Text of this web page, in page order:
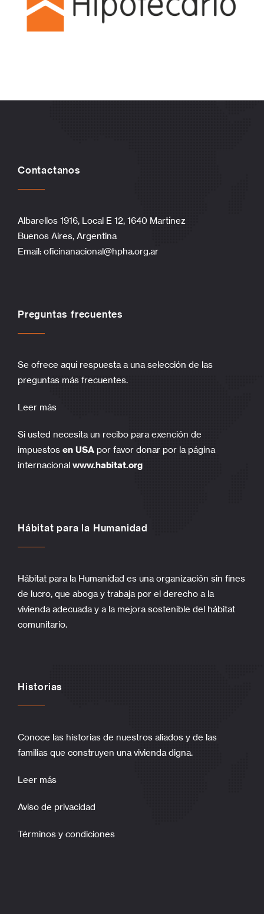
Contactanos
Albarellos 1916, Local E 12, 1640 Martínez
Buenos Aires, Argentina
Email: oficinanacional@hpha.org.ar
Preguntas frecuentes
Se ofrece aquí respuesta a una selección de las
preguntas más frecuentes.
Leer más
Si usted necesita un recibo para exención de
impuestos en USA por favor donar por la página
internacional www.habitat.org
Hábitat para la Humanidad
Hábitat para la Humanidad es una organización sin fines
de lucro, que aboga y trabaja por el derecho a la
vivienda adecuada y a la mejora sostenible del hábitat
comunitario.
Historias
Conoce las historias de nuestros aliados y de las
familias que construyen una vivienda digna.
Leer más
Aviso de privacidad
Términos y condiciones